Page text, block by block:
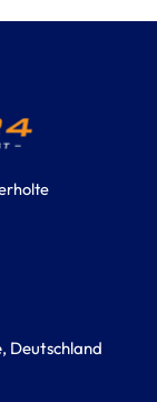
Deutschland